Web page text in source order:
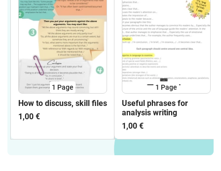
1 Page
How to discuss, skill files
1,00 €
1 Page
Useful phrases for
analysis writing
1,00 €